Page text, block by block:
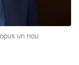
un nou